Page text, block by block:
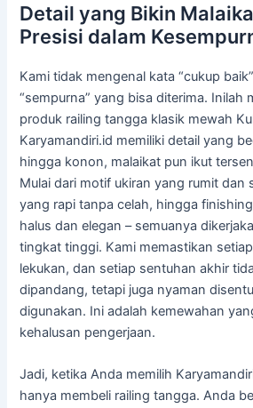
Detail yang Bikin
Presisi dalam
Kami tidak mengenal kata “cukup
“sempurna” yang bisa diterima. Inilah
produk railing tangga klasik mewah
Karyamandiri.id memiliki detail yang
hingga konon, malaikat pun ikut
Mulai dari motif ukiran yang rumit dan
yang rapi tanpa celah, hingga
halus dan elegan – semuanya
tingkat tinggi. Kami memastikan
lekukan, dan setiap sentuhan akhir
dipandang, tetapi juga nyaman
digunakan. Ini adalah kemewahan
kehalusan pengerjaan.
Jadi, ketika Anda memilih
hanya membeli railing tangga. Anda